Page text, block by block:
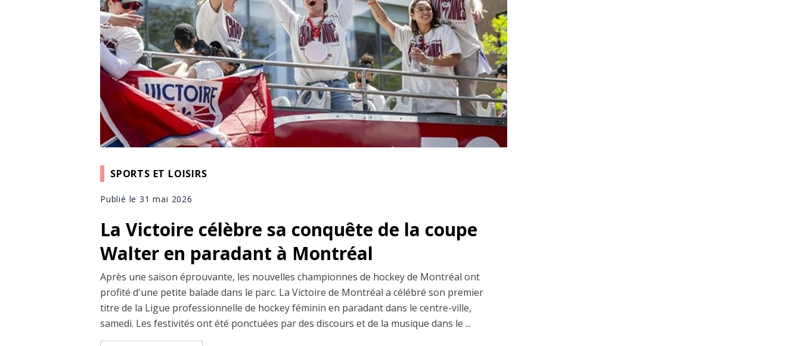
SPORTS ET LOISIRS
Publié le 31 mai 2026
La Victoire célèbre sa conquête de la coupe
Walter en paradant à Montréal
Après une saison éprouvante, les nouvelles championnes de hockey de Montréal ont
profité d'une petite balade dans le parc. La Victoire de Montréal a célébré son premier
titre de la Ligue professionnelle de hockey féminin en paradant dans le centre-ville,
samedi. Les festivités ont été ponctuées par des discours et de la musique dans le ...